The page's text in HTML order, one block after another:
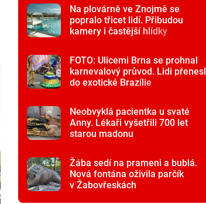
Na plovárně ve Znojmě se
popralo třicet lidí. Přibudou
kamery i častější hlídky
FOTO: Ulicemi Brna se prohnal
karnevalový průvod. Lidi přenesl
do exotické Brazílie
Neobvyklá pacientka u svaté
Anny. Lékaři vyšetřili 700 let
starou madonu
Žába sedí na prameni a bublá.
Nová fontána oživila parčík
v Žabovřeskách